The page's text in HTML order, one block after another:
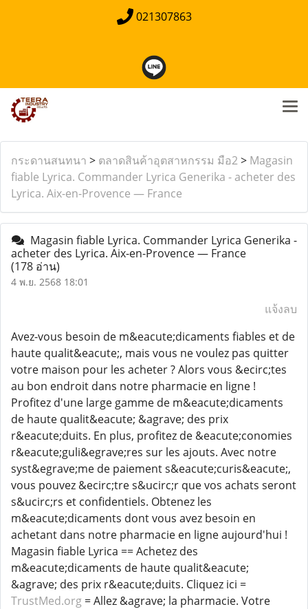
021307863
กระดานสนทนา > ตลาดสินค้าอุตสาหกรรม มือ2> Magasin
fiable Lyrica. Commander Lyrica Generika - acheter des
Lyrica. Aix-en-Provence — France
Magasin fiable Lyrica. Commander Lyrica Generika -
acheter des Lyrica. Aix-en-Provence — France
(178 อ่าน)
4 พ.ย. 2568 18:01
แจ้งลบ
Avez-vous besoin de m&eacute;dicaments fiables et de
haute qualit&eacute;, mais vous ne voulez pas quitter
votre maison pour les acheter ? Alors vous &ecirc;tes
au bon endroit dans notre pharmacie en ligne !
Profitez d'une large gamme de m&eacute;dicaments
de haute qualit&eacute; &agrave; des prix
r&eacute;duits. En plus, profitez de &eacute;conomies
r&eacute;guli&egrave;res sur les ajouts. Avec notre
syst&egrave;me de paiement s&eacute;curis&eacute;,
vous pouvez &ecirc;tre s&ucirc;r que vos achats seront
s&ucirc;rs et confidentiels. Obtenez les
m&eacute;dicaments dont vous avez besoin en
achetant dans notre pharmacie en ligne aujourd'hui !
Magasin fiable Lyrica == Achetez des
m&eacute;dicaments de haute qualit&eacute;
&agrave; des prix r&eacute;duits. Cliquez ici =
TrustMed.org = Allez &agrave; la pharmacie. Votre